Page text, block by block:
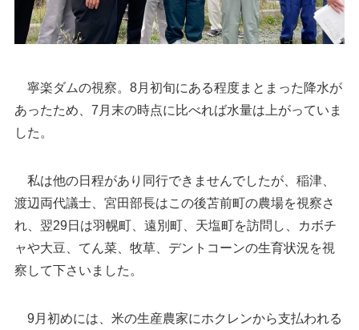
寧楽ダムの視察。8月初旬にある程度まとまった降水が
あったため、7月末の時点に比べれば水量は上がっていま
した。
私は他の日程があり同行できませんでしたが、稲津、
渡辺両代議士、宮田部長はこの後苫前町の農場を視察さ
れ、翌29日は羽幌町、遠別町、天塩町を訪問し、カボチ
ャや大豆、てん菜、牧草、デントコーンの生育状況を視
察して下さいました。
9月初めには、米の生産農家にホクレンから支払われる